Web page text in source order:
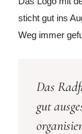
sticht gut ins
Weg immer
Das
gut